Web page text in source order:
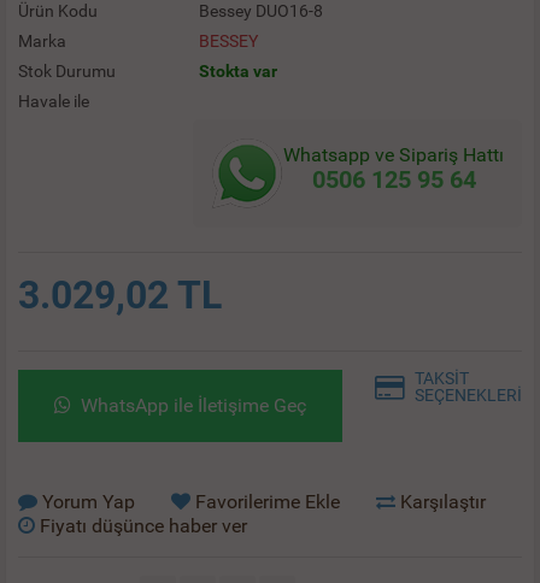
Ürün Kodu
Bessey DUO16-8
Marka
BESSEY
Stok Durumu
Stokta var
Havale ile
Whatsapp ve Sipariş Hattı
0506 125 95 64
3.029,02 TL
WhatsApp ile İletişime Geç
TAKSİT
SEÇENEKLERİ
Yorum Yap Favorilerime Ekle
Karşılaştır
Fiyatı düşünce haber ver